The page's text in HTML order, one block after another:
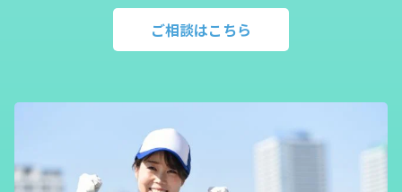
ご相談はこちら